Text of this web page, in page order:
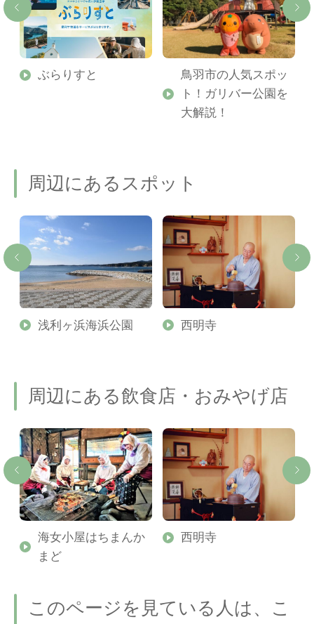
ぶらりすと
鳥羽市の人気スポッ
ト！ガリバー公園を
大解説！
周辺にあるスポット
浅利ヶ浜海浜公園 西明寺
周辺にある飲食店・おみやげ店
海女小屋はちまんか
まど
西明寺
このページを見ている人は、こ